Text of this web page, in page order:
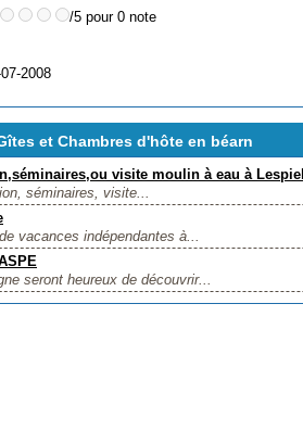
/5 pour 0 note
2008
et Chambres d'hôte en béarn
visite moulin à eau à
séminaires, visite...
vacances indépendantes à...
seront heureux de découvrir...